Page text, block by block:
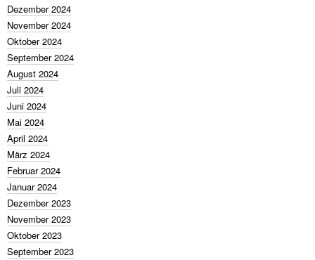
Dezember 2024
November 2024
Oktober 2024
September 2024
August 2024
Juli 2024
Juni 2024
Mai 2024
April 2024
März 2024
Februar 2024
Januar 2024
Dezember 2023
November 2023
Oktober 2023
September 2023